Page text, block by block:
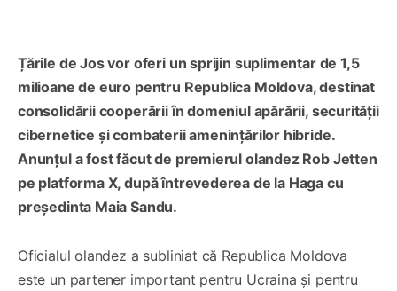
Țările de Jos vor oferi un sprijin suplimentar de 1,5
milioane de euro pentru Republica Moldova, destinat
consolidării cooperării în domeniul apărării, securității
cibernetice și combaterii amenințărilor hibride.
Anunțul a fost făcut de premierul olandez Rob Jetten
pe platforma X, după întrevederea de la Haga cu
președinta Maia Sandu.
Oficialul olandez a subliniat că Republica Moldova
este un partener important pentru Ucraina și pentru